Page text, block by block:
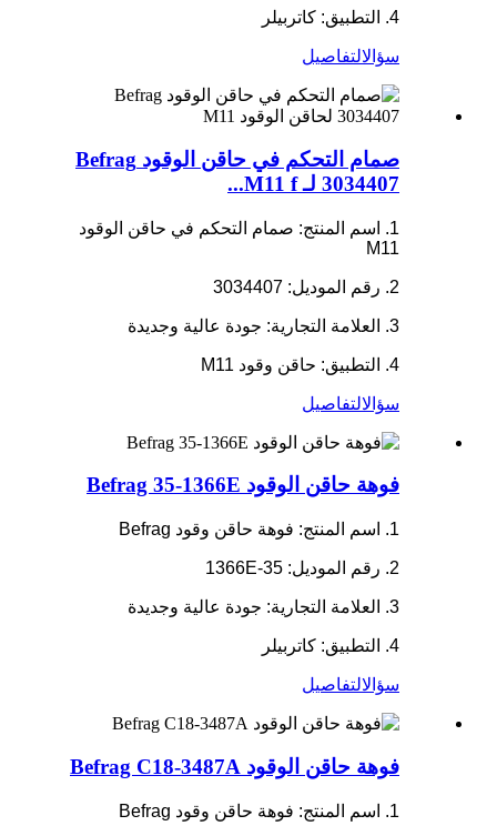
4. التطبيق: كاتربيلر
سؤالالتفاصيل
صمام التحكم في حاقن الوقود Befrag
3034407 لـ M11 f...
1. اسم المنتج: صمام التحكم في حاقن الوقود
M11
2. رقم الموديل: 3034407
3. العلامة التجارية: جودة عالية وجديدة
4. التطبيق: حاقن وقود M11
سؤالالتفاصيل
فوهة حاقن الوقود Befrag 35-1366E
1. اسم المنتج: فوهة حاقن وقود Befrag
2. رقم الموديل: 35-1366E
3. العلامة التجارية: جودة عالية وجديدة
4. التطبيق: كاتربيلر
سؤالالتفاصيل
فوهة حاقن الوقود Befrag C18-3487A
1. اسم المنتج: فوهة حاقن وقود Befrag